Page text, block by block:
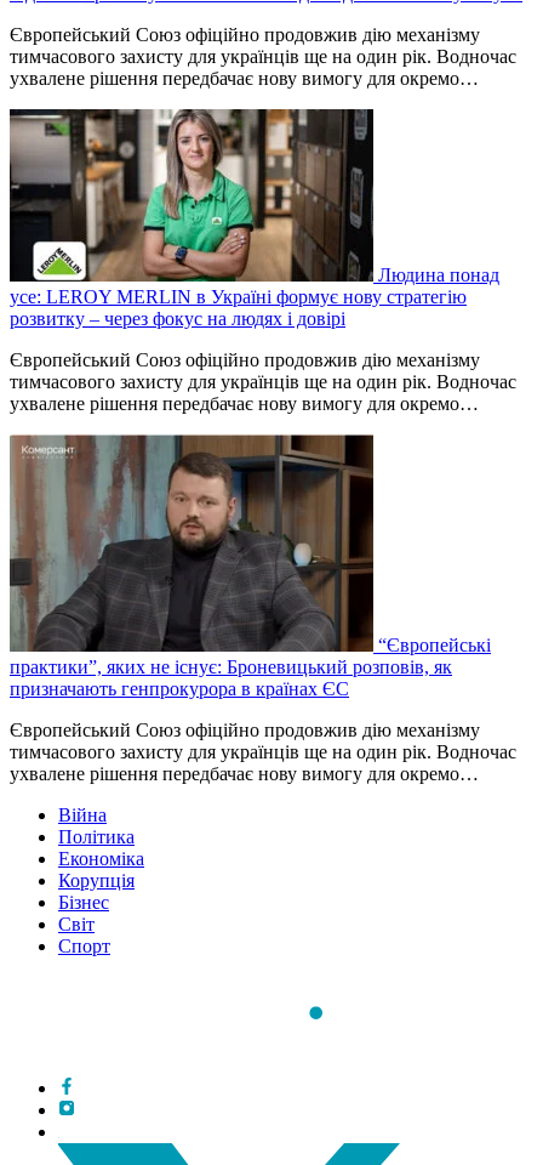
Європейський Союз офіційно продовжив дію механізму
тимчасового захисту для українців ще на один рік. Водночас
ухвалене рішення передбачає нову вимогу для окремо…
Людина понад
усе: LEROY MERLIN в Україні формує нову стратегію
розвитку – через фокус на людях і довірі
Європейський Союз офіційно продовжив дію механізму
тимчасового захисту для українців ще на один рік. Водночас
ухвалене рішення передбачає нову вимогу для окремо…
“Європейські
практики”, яких не існує: Броневицький розповів, як
призначають генпрокурора в країнах ЄС
Європейський Союз офіційно продовжив дію механізму
тимчасового захисту для українців ще на один рік. Водночас
ухвалене рішення передбачає нову вимогу для окремо…
Війна
Політика
Економіка
Корупція
Бізнес
Світ
Спорт